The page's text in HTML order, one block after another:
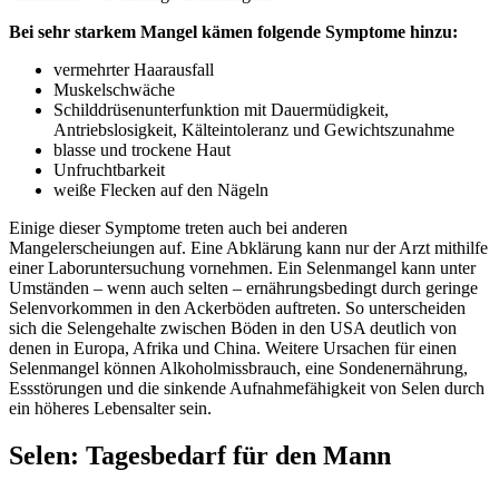
Bei sehr starkem Mangel kämen folgende Symptome hinzu:
vermehrter Haarausfall
Muskelschwäche
Schilddrüsenunterfunktion mit Dauermüdigkeit,
Antriebslosigkeit, Kälteintoleranz und Gewichtszunahme
blasse und trockene Haut
Unfruchtbarkeit
weiße Flecken auf den Nägeln
Einige dieser Symptome treten auch bei anderen
Mangelerscheiungen auf. Eine Abklärung kann nur der Arzt mithilfe
einer Laboruntersuchung vornehmen. Ein Selenmangel kann unter
Umständen – wenn auch selten – ernährungsbedingt durch geringe
Selenvorkommen in den Ackerböden auftreten. So unterscheiden
sich die Selengehalte zwischen Böden in den USA deutlich von
denen in Europa, Afrika und China. Weitere Ursachen für einen
Selenmangel können Alkoholmissbrauch, eine Sondenernährung,
Essstörungen und die sinkende Aufnahmefähigkeit von Selen durch
ein höheres Lebensalter sein.
Selen: Tagesbedarf für den Mann